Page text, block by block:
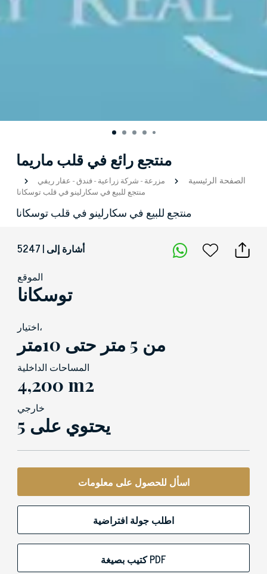
منتجع رائع في قلب ماريما
الصفحة الرئيسية مزرعة-شركة زراعية-فندق-عقار ريفي
منتجع للبيع في سكارلينو في قلب توسكانا
منتجع للبيع في سكارلينو في قلب توسكانا
أشارة إلى | 5247
الموقع
توسكانا
اختيار،
من 5 متر حتى 10متر
المساحات الداخلية
4,200 m2
خارجي
5 يحتوي على
اسأل للحصول على معلومات
اطلب جولة افتراضية
كتيب بصيغة PDF